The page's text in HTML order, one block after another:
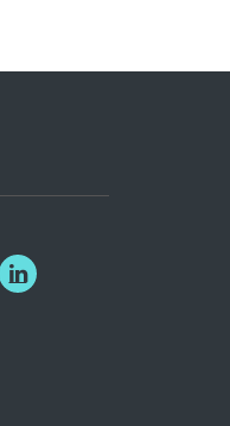
Seguici